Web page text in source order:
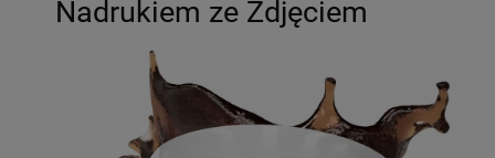
Nadrukiem ze Zdjęciem